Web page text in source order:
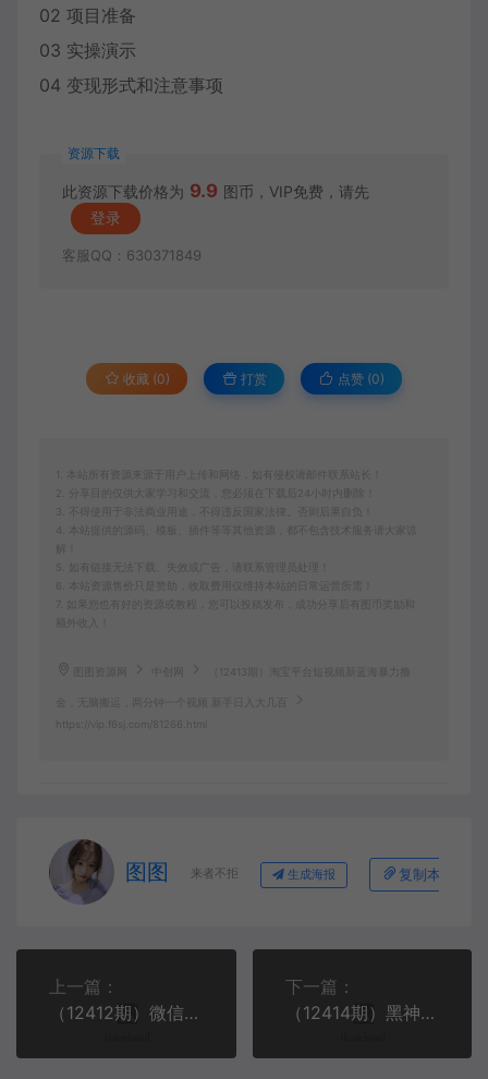
02 项目准备
03 实操演示
04 变现形式和注意事项
资源下载
此资源下载价格为 9.9 图币，VIP免费，请先
登录
客服QQ：630371849
收藏 (0) 打赏 点赞 (0)
1. 本站所有资源来源于用户上传和网络，如有侵权请邮件联系站长！
2. 分享目的仅供大家学习和交流，您必须在下载后24小时内删除！
3. 不得使用于非法商业用途，不得违反国家法律。否则后果自负！
4. 本站提供的源码、模板、插件等等其他资源，都不包含技术服务请大家谅
5. 如有链接无法下载、失效或广告，请联系管理员处理！
6. 本站资源售价只是赞助，收取费用仅维持本站的日常运营所需！
7. 如果您也有好的资源或教程，您可以投稿发布，成功分享后有图币奖励和
额外收入！
图图资源网 中创网 （12413期）淘宝平台短视频新蓝海暴力撸
金，无脑搬运，两分钟一个视频 新手日入大几百
https://vip.f6sj.com/81266.html
图图 来者不拒 生成海报 复制本文链接
上一篇：
（12412期）微信阅读最新玩法！！0撸，没有任何成本有手就行，一天利润150+
下一篇：
（12414期）黑神话悟空爆火，已经有人利用这波流量变现几十万，普通人也可用AI蹭上…